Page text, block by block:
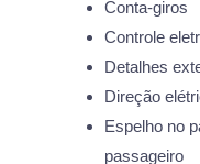
Conta-giros
Controle
Detalhes
Direção
Espelho no
passageiro